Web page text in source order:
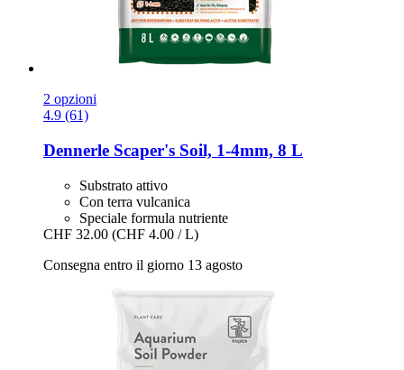
2 opzioni
4.9 (61)
Dennerle Scaper's Soil, 1-​4mm, 8 L
Substrato attivo
Con terra vulcanica
Speciale formula nutriente
CHF 32.00 (CHF 4.00 / L)
Consegna entro il giorno 13 agosto